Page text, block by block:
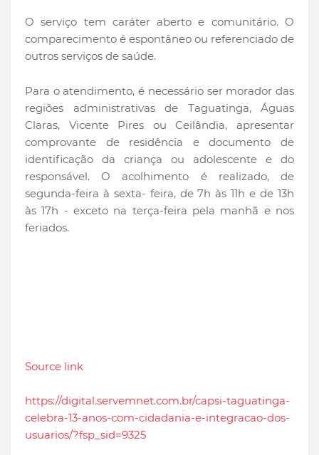
O serviço tem caráter aberto e comunitário. O
comparecimento é espontâneo ou referenciado de
outros serviços de saúde.
Para o atendimento, é necessário ser morador das
regiões administrativas de Taguatinga, Águas
Claras, Vicente Pires ou Ceilândia, apresentar
comprovante de residência e documento de
identificação da criança ou adolescente e do
responsável. O acolhimento é realizado, de
segunda-feira à sexta- feira, de 7h às 11h e de 13h
às 17h - exceto na terça-feira pela manhã e nos
feriados.
Source link
https://digital.servemnet.com.br/capsi-taguatinga-
celebra-13-anos-com-cidadania-e-integracao-dos-
usuarios/?fsp_sid=9325